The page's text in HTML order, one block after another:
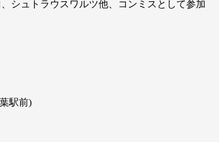
シュトラウスワルツ他、コンミスとして参加
駅前)